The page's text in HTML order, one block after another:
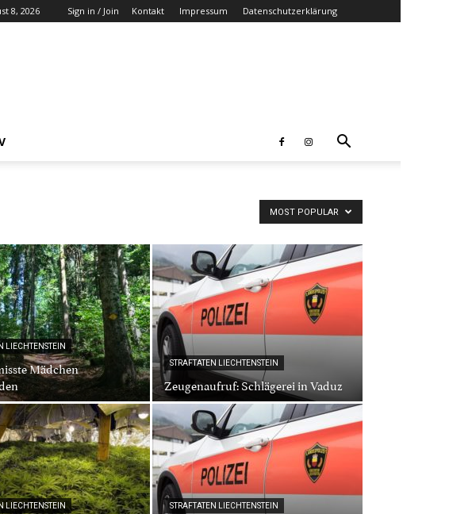
8, 2026 Sign in / Join Kontakt Impressum Datenschutzerklärung
MOST POPULAR
LIECHTENSTEIN
Mädchen
STRAFTATEN LIECHTENSTEIN
Zeugenaufruf: Schlägerei in Vaduz
LIECHTENSTEIN STRAFTATEN LIECHTENSTEIN